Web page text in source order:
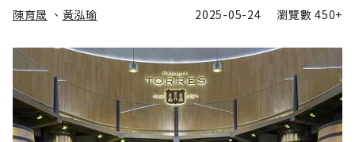
陳育晟 、 黃泓瑜 2025-05-24 瀏覽數450+